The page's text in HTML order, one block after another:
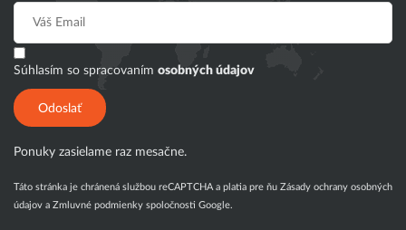
Súhlasím so spracovaním osobných údajov
Odoslať
Ponuky zasielame raz mesačne.
Táto stránka je chránená službou reCAPTCHA a platia pre ňu Zásady ochrany osobných
údajov a Zmluvné podmienky spoločnosti Google.